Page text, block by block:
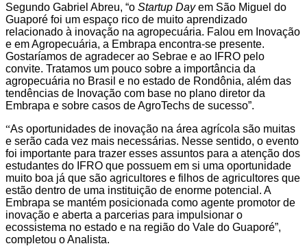
Segundo Gabriel Abreu, “o Startup Dayem São Miguel do
Guaporé foi um espaço rico de muito aprendizado
relacionado à inovação na agropecuária. Falou em Inovação
e em Agropecuária, a Embrapa encontra-se presente.
Gostaríamos de agradecer ao Sebrae e ao IFRO pelo
convite. Tratamos um pouco sobre a importância da
agropecuária no Brasil e no estado de Rondônia, além das
tendências de Inovação com base no plano diretor da
Embrapa e sobre casos de AgroTechs de sucesso”.
“As oportunidades de inovação na área agrícola são muitas
e serão cada vez mais necessárias. Nesse sentido, o evento
foi importante para trazer esses assuntos para a atenção dos
estudantes do IFRO que possuem em si uma oportunidade
muito boa já que são agricultores e filhos de agricultores que
estão dentro de uma instituição de enorme potencial. A
Embrapa se mantém posicionada como agente promotor de
inovação e aberta a parcerias para impulsionar o
ecossistema no estado e na região do Vale do Guaporé”,
completou o Analista.